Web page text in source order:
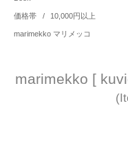
価格帯 / 10,000円以上
marimekko マリメッコ
marimekko [